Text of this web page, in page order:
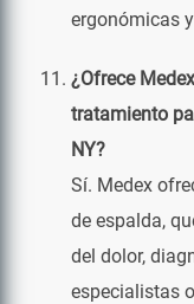
ergonómicas
¿Ofrece
tratamiento
NY?
Sí. Medex
de espalda,
del dolor,
especialistas